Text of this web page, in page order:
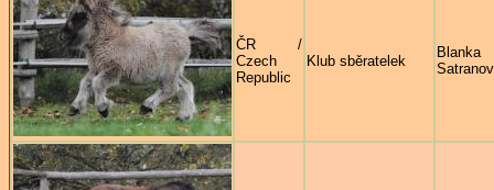
ČR /
Czech
Republic
Klub sběratelek
Blanka